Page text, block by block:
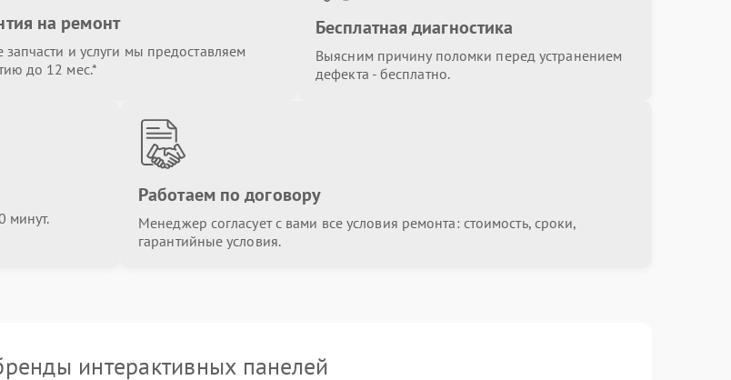
на ремонт
запчасти и услуги мы предоставляем
до 12 мес.*
Бесплатная диагностика
Выясним причину поломки перед устранением
дефекта - бесплатно.
минут.
Работаем по договору
Менеджер согласует с вами все условия ремонта: стоимость, сроки,
гарантийные условия.
интерактивных панелей